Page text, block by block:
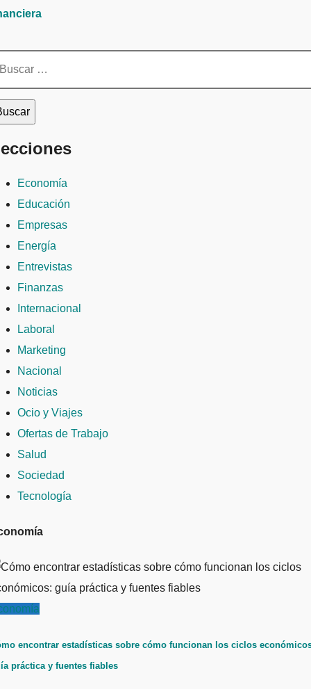
Economía
Educación
Empresas
Energía
Entrevistas
Finanzas
Internacional
Laboral
Marketing
Nacional
Noticias
Ocio y Viajes
Ofertas de Trabajo
Salud
Sociedad
Tecnología
encontrar estadísticas sobre cómo funcionan los ciclos
práctica y fuentes fiables